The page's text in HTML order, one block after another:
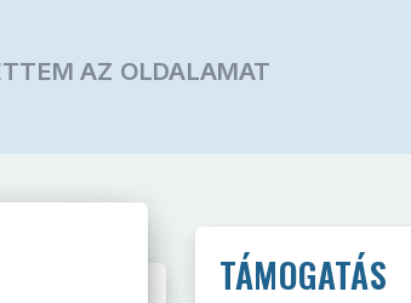
AZ OLDALAMAT
TÁMOGATÁS